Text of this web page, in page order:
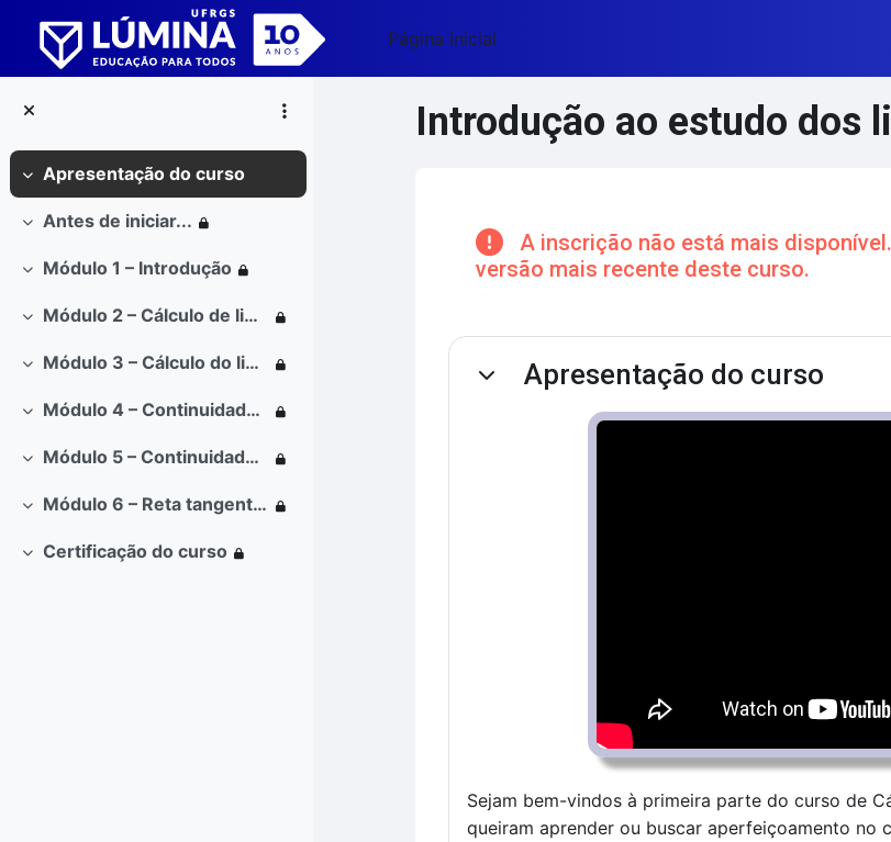
Ir para o conteúdo principal
Página inicial
Contrair
Apresentação do curso
Contrair
Antes de iniciar...
Contrair
Módulo 1 – Introdução
Contrair
Módulo 2 – Cálculo de limites básicos, assíntota vertical e Indeterminação 0/0
Contrair
Módulo 3 – Cálculo do limite das funções definidas por partes, Potência, Polinomial, Racional e limites no infinito
Contrair
Módulo 4 – Continuidade em um ponto e em um intervalo
Contrair
Módulo 5 – Continuidade de uma função composta
Contrair
Módulo 6 – Reta tangente à curva e taxa de variação
Contrair
Certificação do curso
Introdução ao estudo dos
A inscrição não está mais
versão mais recente deste curso.
Contorno da seção
ContrairApresentação do curso
Sejam bem-vindos à primeira parte do curso de
queiram aprender ou buscar aperfeiçoamento no